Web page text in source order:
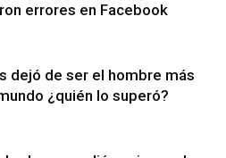
errores en Facebook
dejó de ser el hombre más
¿quién lo superó?